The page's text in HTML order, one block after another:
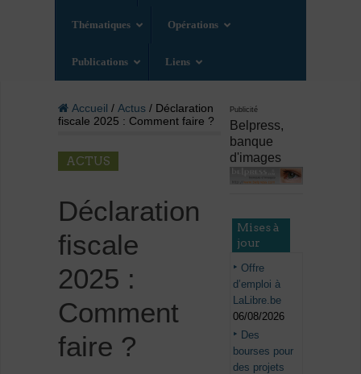
Thématiques Opérations
Publications Liens
Accueil / Actus/ Déclaration
fiscale 2025 : Comment faire ?
ACTUS
Déclaration
fiscale
2025 :
Comment
faire ?
Publicité
Belpress,
banque
d'images
Mises à
jour
Offre
d’emploi à
LaLibre.be
06/08/2026
Des
bourses pour
des projets